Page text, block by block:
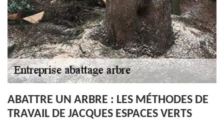
ABATTRE UN ARBRE : LES MÉTHODES DE
TRAVAIL DE JACQUES ESPACES VERTS